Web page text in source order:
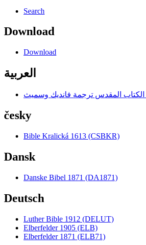
Search
Download
Download
العربية
česky
Bible Kralická 1613 (CSBKR)
Dansk
Danske Bibel 1871 (DA1871)
Deutsch
Luther Bible 1912 (DELUT)
Elberfelder 1905 (ELB)
Elberfelder 1871 (ELB71)